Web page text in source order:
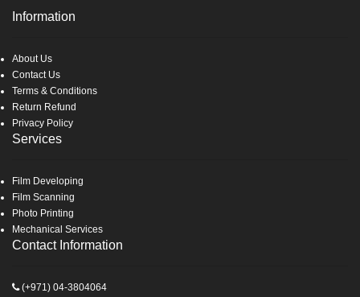
Information
About Us
Contact Us
Terms & Conditions
Return Refund
Privacy Policy
Services
Film Developing
Film Scanning
Photo Printing
Mechanical Services
Contact Information
(+971) 04-3804064